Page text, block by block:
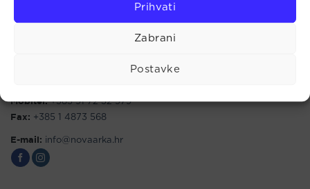
Prihvati
Zabrani
Postavke
Mobitel: +385 91 72 32 979
Fax: +385 1 4873 568
E-mail: info@novaarka.hr